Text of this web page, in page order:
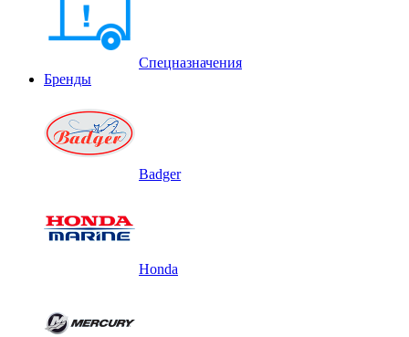
Спецназначения
Бренды
Badger
Honda